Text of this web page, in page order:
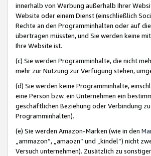
innerhalb von Werbung außerhalb Ihrer
Website oder einem Dienst (einschließlich
Rechte an den Programminhalten oder auf
übertragen müssten, und Sie werden keine
Ihre Website ist.
(c) Sie werden Programminhalte, die nicht
mehr zur Nutzung zur Verfügung stehen,
(d) Sie werden keine Programminhalte,
eine Person bzw. ein Unternehmen ein
geschäftlichen Beziehung oder Verbindung
Programminhalten).
(e) Sie werden Amazon-Marken (wie in den
„ammazon“, „amaozn“ und „kindel“) nicht
Versuch unternehmen). Zusätzlich zu